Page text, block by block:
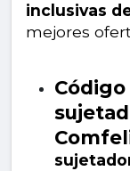
inclusivas
mejores